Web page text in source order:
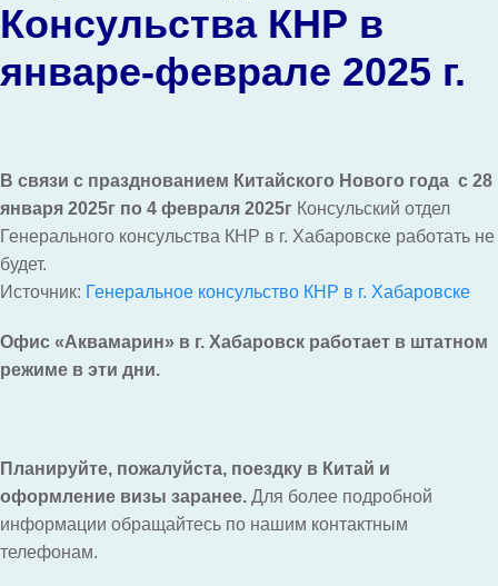
Консульства КНР в
январе-феврале 2025 г.
В связи с празднованием Китайского Нового года с 28
января 2025г по 4 февраля 2025г Консульский отдел
Генерального консульства КНР в г. Хабаровске работать не
будет.
Источник: Генеральное консульство КНР в г. Хабаровске
Офис «Аквамарин» в г. Хабаровск работает в штатном
режиме в эти дни.
Планируйте, пожалуйста, поездку в Китай и
оформление визы заранее. Для более подробной
информации обращайтесь по нашим контактным
телефонам.